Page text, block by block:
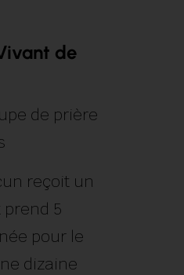
de
de prière
reçoit un
5
pour le
dizaine